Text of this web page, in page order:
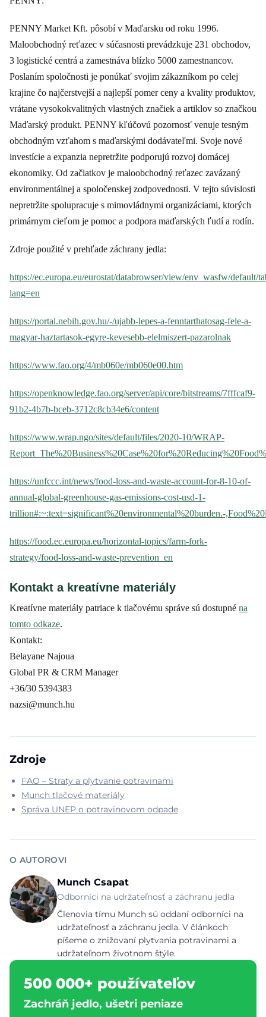
PENNY Market Kft. pôsobí v Maďarsku od roku 1996.
Maloobchodný reťazec v súčasnosti prevádzkuje 231 obchodov,
3 logistické centrá a zamestnáva blízko 5000 zamestnancov.
Poslaním spoločnosti je ponúkať svojim zákazníkom po celej
krajine čo najčerstvejší a najlepší pomer ceny a kvality produktov,
vrátane vysokokvalitných vlastných značiek a artiklov so značkou
Maďarský produkt. PENNY kľúčovú pozornosť venuje tesným
obchodným vzťahom s maďarskými dodávateľmi. Svoje nové
investície a expanzia nepretržite podporujú rozvoj domácej
ekonomiky. Od začiatkov je maloobchodný reťazec zavázaný
environmentálnej a spoločenskej zodpovednosti. V tejto súvislosti
nepretržite spolupracuje s mimovládnymi organizáciami, ktorých
primárnym cieľom je pomoc a podpora maďarských ľudí a rodín.
Zdroje použité v prehľade záchrany jedla:
https://ec.europa.eu/eurostat/databrowser/view/env_wasfw/default/
lang=en
https://portal.nebih.gov.hu/-/ujabb-lepes-a-fenntarthatosag-fele-a-
magyar-haztartasok-egyre-kevesebb-elelmiszert-pazarolnak
https://www.fao.org/4/mb060e/mb060e00.htm
https://openknowledge.fao.org/server/api/core/bitstreams/7fffcaf9-
91b2-4b7b-bceb-3712c8cb34e6/content
https://www.wrap.ngo/sites/default/files/2020-10/WRAP-
https://unfccc.int/news/food-loss-and-waste-account-for-8-10-of-
annual-global-greenhouse-gas-emissions-cost-usd-1-
trillion#:~:text=significant%20environmental%20burden.-
https://food.ec.europa.eu/horizontal-topics/farm-fork-
strategy/food-loss-and-waste-prevention_en
Kontakt a kreatívne materiály
Kreatívne materiály patriace k tlačovému správe sú dostupné na
tomto odkaze.
Kontakt:
Belayane Najoua
Global PR & CRM Manager
+36/30 5394383
nazsi@munch.hu
Zdroje
FAO – Straty a plytvanie potravinami
Munch tlačové materiály
Správa UNEP o potravinovom odpade
O AUTOROVI
Munch Csapat
Odborníci na udržateľnosť a záchranu jedla
Členovia tímu Munch sú oddaní odborníci na
udržateľnosť a záchranu jedla. V článkoch
píšeme o znižovaní plytvania potravinami a
udržateľnom životnom štýle.
500 000+ používateľov
Zachráň jedlo, ušetri peniaze